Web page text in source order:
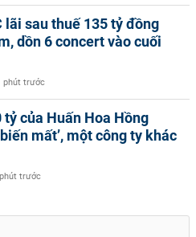
lãi sau thuế 135 tỷ đồng
dồn 6 concert vào cuối
phút trước
tỷ của Huấn Hoa Hồng
mất’, một công ty khác
trước